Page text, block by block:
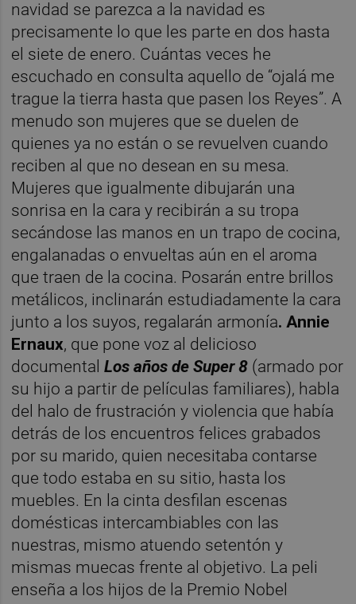
navidad se parezca a la navidad es
precisamente lo que les parte en dos hasta
el siete de enero. Cuántas veces he
escuchado en consulta aquello de “ojalá me
trague la tierra hasta que pasen los Reyes”. A
menudo son mujeres que se duelen de
quienes ya no están o se revuelven cuando
reciben al que no desean en su mesa.
Mujeres que igualmente dibujarán una
sonrisa en la cara y recibirán a su tropa
secándose las manos en un trapo de cocina,
engalanadas o envueltas aún en el aroma
que traen de la cocina. Posarán entre brillos
metálicos, inclinarán estudiadamente la cara
junto a los suyos, regalarán armonía. Annie
Ernaux, que pone voz al delicioso
documentalLos años de Super 8 (armado por
su hijo a partir de películas familiares), habla
del halo de frustración y violencia que había
detrás de los encuentros felices grabados
por su marido, quien necesitaba contarse
que todo estaba en su sitio, hasta los
muebles. En la cinta desfilan escenas
domésticas intercambiables con las
nuestras, mismo atuendo setentón y
mismas muecas frente al objetivo. La peli
enseña a los hijos de la Premio Nobel